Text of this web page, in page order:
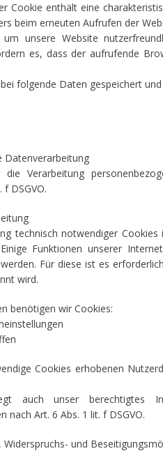
Cookie enthält eine
beim erneuten Aufrufen der
unsere Website
es, dass der aufrufende
folgende Daten gespeichert
Datenverarbeitung
die Verarbeitung
DSGVO.
technisch notwendiger
Funktionen unserer
Für diese ist es
wird.
benötigen wir Cookies:
Cookies erhobenen
auch unser berechtigtes
nach Art. 6 Abs. 1 lit. f DSGVO.
Widerspruchs- und